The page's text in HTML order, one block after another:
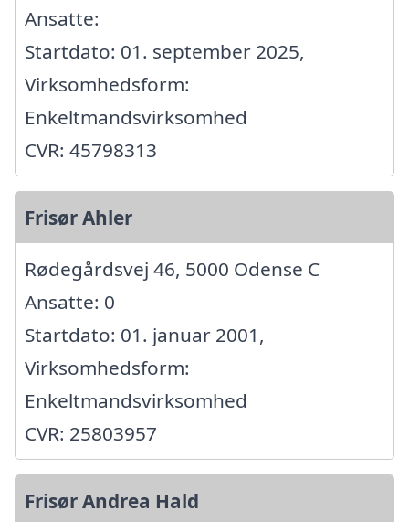
Ansatte:
Startdato: 01. september 2025,
Virksomhedsform:
Enkeltmandsvirksomhed
CVR: 45798313
Frisør Ahler
Rødegårdsvej 46, 5000 Odense C
Ansatte: 0
Startdato: 01. januar 2001,
Virksomhedsform:
Enkeltmandsvirksomhed
CVR: 25803957
Frisør Andrea Hald